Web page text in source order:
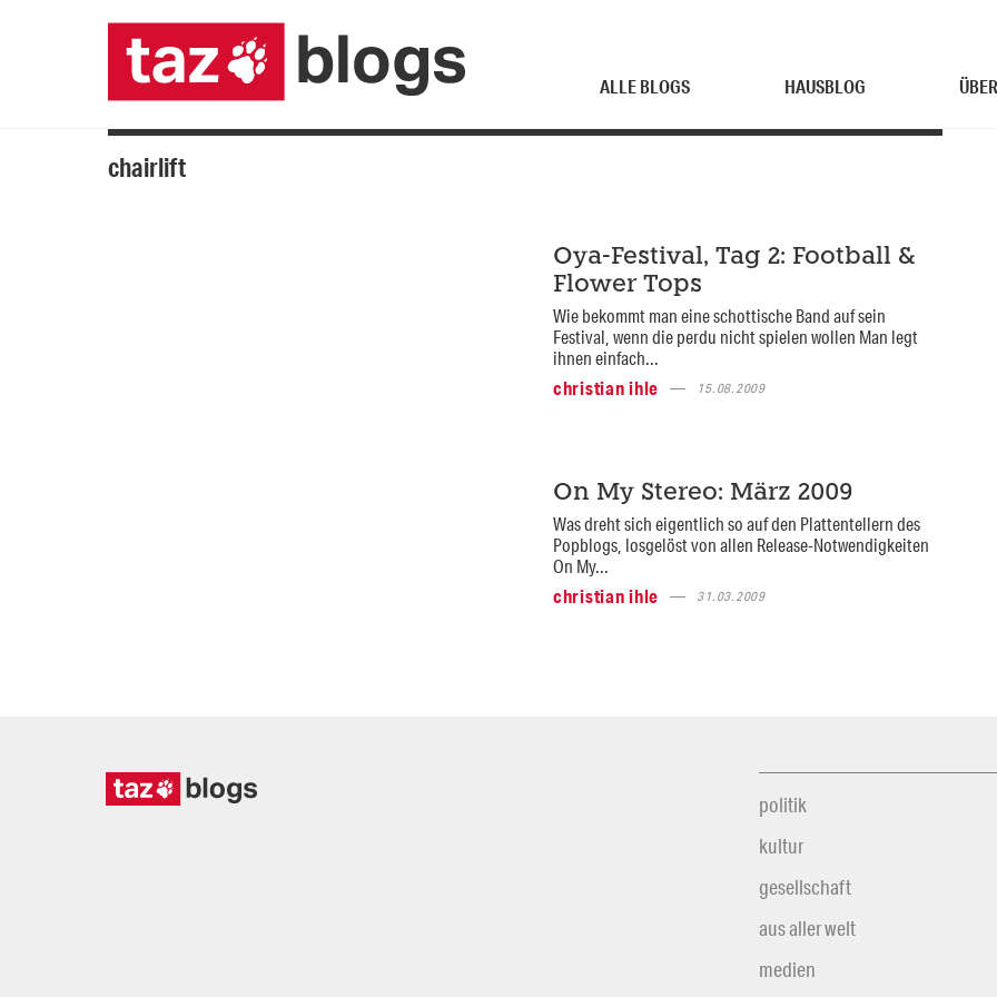
ALLE BLOGS HAUSBLOG
chairlift
Oya-Festival, Tag 2: Football &
Flower Tops
Wie bekommt man eine schottische Band auf sein
Festival, wenn die perdu nicht spielen wollen Man legt
ihnen einfach...
christian ihle
15.08.2009
On My Stereo: März 2009
Was dreht sich eigentlich so auf den Plattentellern des
Popblogs, losgelöst von allen Release-Notwendigkeiten
On My...
christian ihle
31.03.2009
politik
kultur
gesellschaft
aus aller welt
medien